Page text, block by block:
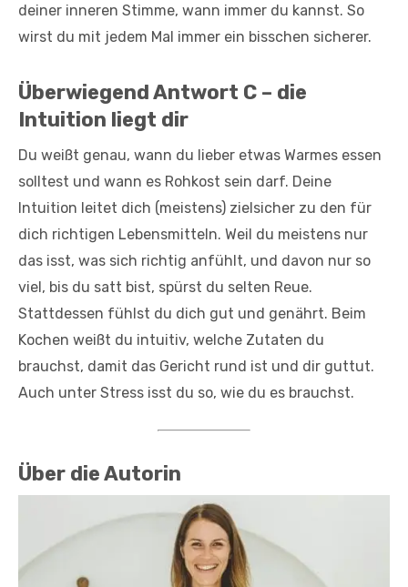
deiner inneren Stimme, wann immer du kannst. So
wirst du mit jedem Mal immer ein bisschen sicherer.
Überwiegend Antwort C – die
Intuition liegt dir
Du weißt genau, wann du lieber etwas Warmes essen
solltest und wann es Rohkost sein darf. Deine
Intuition leitet dich (meistens) zielsicher zu den für
dich richtigen Lebensmitteln. Weil du meistens nur
das isst, was sich richtig anfühlt, und davon nur so
viel, bis du satt bist, spürst du selten Reue.
Stattdessen fühlst du dich gut und genährt. Beim
Kochen weißt du intuitiv, welche Zutaten du
brauchst, damit das Gericht rund ist und dir guttut.
Auch unter Stress isst du so, wie du es brauchst.
Über die Autorin